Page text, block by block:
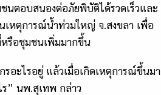
นตอบสนองต่อภัยพิบัติได้รวดเร็วและ
เหตุการณ์น้ำท่วมใหญ่ จ.สงขลา เพื่อ
รือชุมชนเพิ่มมากขึ้น
รอะไรอยู่ แล้วเมื่อเกิดเหตุการณ์ขึ้นมา
” นพ.สุเทพ กล่าว